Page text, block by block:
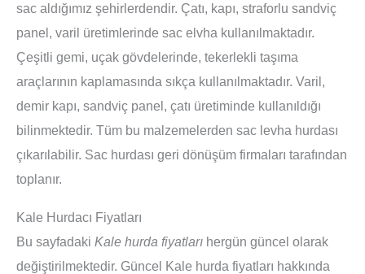
sac aldığımız şehirlerdendir. Çatı, kapı, straforlu sandviç
panel, varil üretimlerinde sac elvha kullanılmaktadır.
Çeşitli gemi, uçak gövdelerinde, tekerlekli taşıma
araçlarının kaplamasında sıkça kullanılmaktadır. Varil,
demir kapı, sandviç panel, çatı üretiminde kullanıldığı
bilinmektedir. Tüm bu malzemelerden sac levha hurdası
çıkarılabilir. Sac hurdası geri dönüşüm firmaları tarafından
toplanır.
Kale Hurdacı Fiyatları
Bu sayfadaki Kale hurda fiyatları hergün güncel olarak
değiştirilmektedir. Güncel Kale hurda fiyatları hakkında